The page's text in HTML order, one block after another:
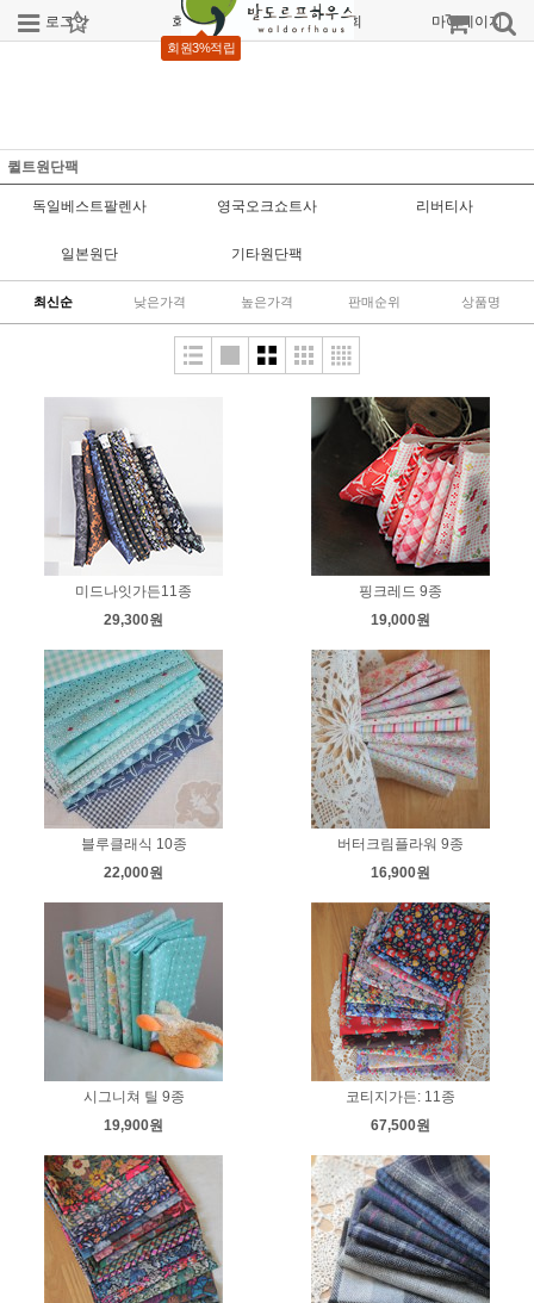
로그인 회원가입
회원3%적립
주문조회 마이페이지
퀼트원단팩
독일베스트팔렌사 영국오크쇼트사 리버티사
일본원단 기타원단팩
최신순 낮은가격 높은가격 판매순위 상품명
미드나잇가든11종
29,300원
핑크레드 9종
19,000원
블루클래식 10종
22,000원
버터크림플라워 9종
16,900원
시그니쳐 틸 9종
19,900원
코티지가든: 11종
67,500원